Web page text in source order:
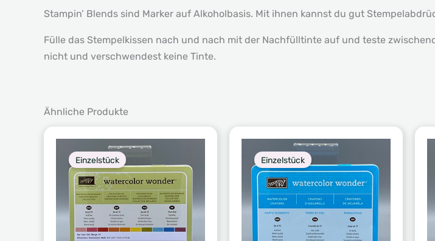
Stampin’ Blends sind Marker auf Alkoholbasis. Mit ihnen kannst du gut
Fülle das Stempelkissen nach und nach mit der Nachfülltinte auf und teste
nicht und verschwendest keine Tinte.
Ähnliche Produkte
Einzelstück Einzelstück